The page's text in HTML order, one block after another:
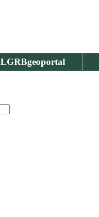
LGRBgeoportal